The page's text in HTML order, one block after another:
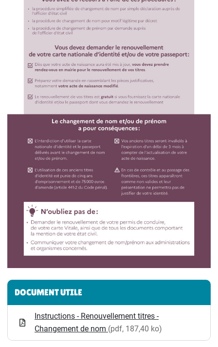
Informations complémentaires
DOCUMENT UTILE
Instructions - Renouvellement titres -
Changement de nom (pdf, 187,40 ko)